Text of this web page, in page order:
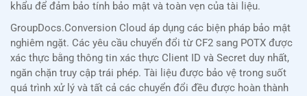
khẩu để đảm bảo tính bảo mật và toàn vẹn của tài liệu.
GroupDocs.Conversion Cloud áp dụng các biện pháp bảo mật
nghiêm ngặt. Các yêu cầu chuyển đổi từ CF2 sang POTX được
xác thực bằng thông tin xác thực Client ID và Secret duy nhất,
ngăn chặn truy cập trái phép. Tài liệu được bảo vệ trong suốt
quá trình xử lý và tất cả các chuyển đổi đều được hoàn thành